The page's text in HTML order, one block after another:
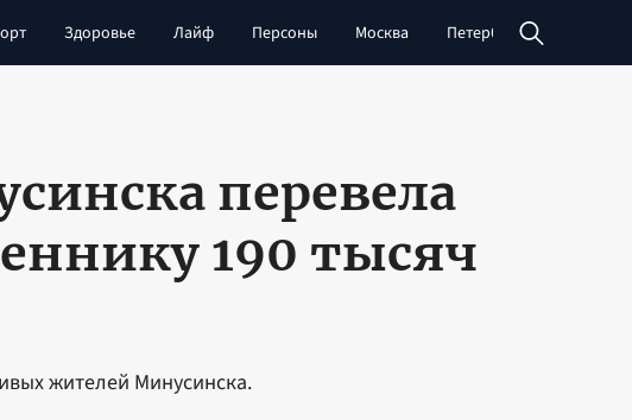
Здоровье Лайф Персоны Москва Петербург
перевела
190 тысяч
жителей Минусинска.